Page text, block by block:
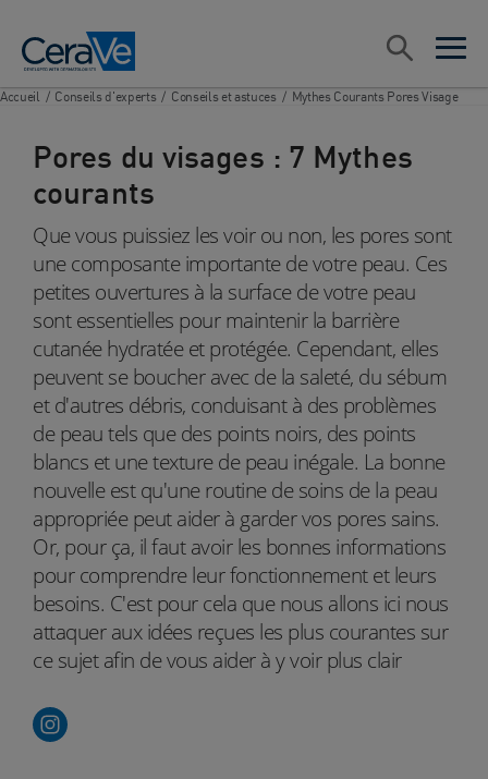
open
open
Rechercher
Accueil / Conseils d'experts / Conseils et astuces / Mythes Courants Pores Visage
Pores du visages : 7 Mythes
courants
Que vous puissiez les voir ou non, les pores sont
une composante importante de votre peau. Ces
petites ouvertures à la surface de votre peau
sont essentielles pour maintenir la barrière
cutanée hydratée et protégée. Cependant, elles
peuvent se boucher avec de la saleté, du sébum
et d'autres débris, conduisant à des problèmes
de peau tels que des points noirs, des points
blancs et une texture de peau inégale. La bonne
nouvelle est qu'une routine de soins de la peau
appropriée peut aider à garder vos pores sains.
Or, pour ça, il faut avoir les bonnes informations
pour comprendre leur fonctionnement et leurs
besoins. C'est pour cela que nous allons ici nous
attaquer aux idées reçues les plus courantes sur
ce sujet afin de vous aider à y voir plus clair